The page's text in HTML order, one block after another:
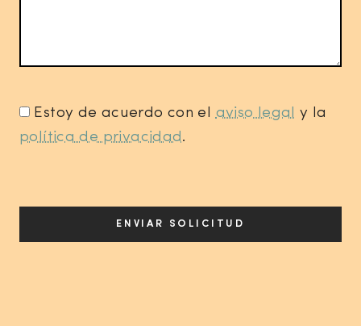
* Estoy de acuerdo con elaviso legal y la
política de privacidad.
ENVIAR SOLICITUD